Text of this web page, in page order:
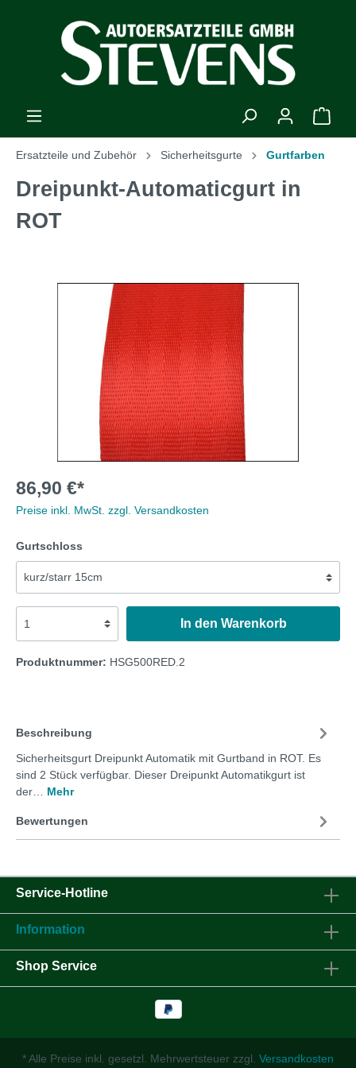
Ersatzteile und Zubehör Sicherheitsgurte Gurtfarben
Dreipunkt-Automaticgurt in
ROT
86,90 €*
Preise inkl. MwSt. zzgl. Versandkosten
Gurtschloss
In den Warenkorb
Produktnummer: HSG500RED.2
Beschreibung
Sicherheitsgurt Dreipunkt Automatik mit Gurtband in ROT. Es
sind 2 Stück verfügbar. Dieser Dreipunkt Automatikgurt ist
der… Mehr
Bewertungen
Service-Hotline
Information
Shop Service
* Alle Preise inkl. gesetzl. Mehrwertsteuer zzgl. Versandkosten